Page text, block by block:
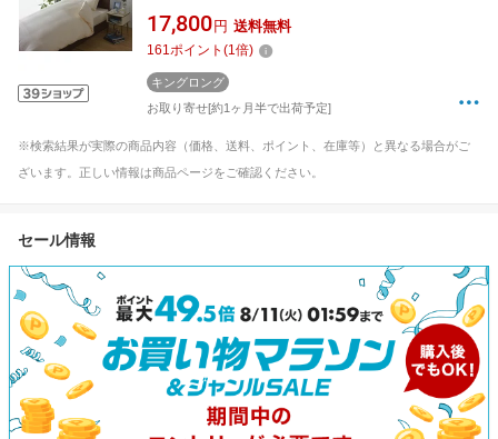
100%/230×230cm/ピンク)[UMK13KKLPI]
17,800 円 送料無料
161ポイント (1倍)
キングロング
お取り寄せ[約1ヶ月半で出荷予定]
※検索結果が実際の商品内容（価格、送料、ポイント、在庫等）と異なる場合がご
ざいます。正しい情報は商品ページをご確認ください。
セール情報